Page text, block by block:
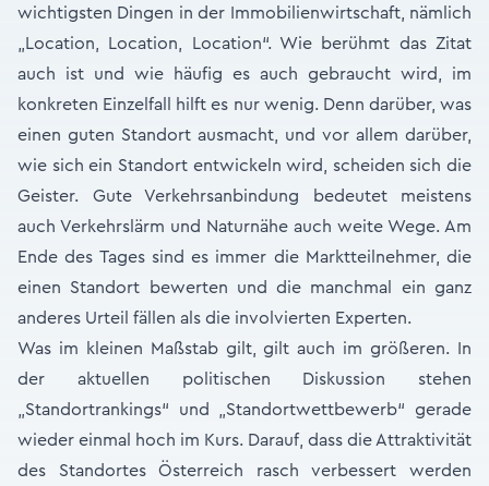
wichtigsten Dingen in der Immobilienwirtschaft, nämlich
„Location, Location, Location“. Wie berühmt das Zitat
auch ist und wie häufig es auch gebraucht wird, im
konkreten Einzelfall hilft es nur wenig. Denn darüber, was
einen guten Standort ausmacht, und vor allem darüber,
wie sich ein Standort entwickeln wird, scheiden sich die
Geister. Gute Verkehrsanbindung bedeutet meistens
auch Verkehrslärm und Naturnähe auch weite Wege. Am
Ende des Tages sind es immer die Marktteilnehmer, die
einen Standort bewerten und die manchmal ein ganz
anderes Urteil fällen als die involvierten Experten.
Was im kleinen Maßstab gilt, gilt auch im größeren. In
der aktuellen politischen Diskussion stehen
„Standortrankings“ und „Standortwettbewerb“ gerade
wieder einmal hoch im Kurs. Darauf, dass die Attraktivität
des Standortes Österreich rasch verbessert werden